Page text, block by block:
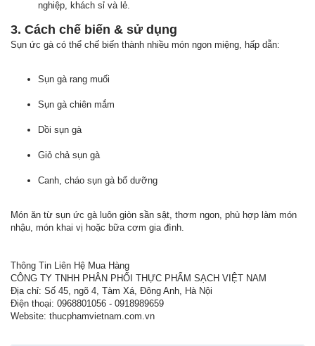
nghiệp, khách sỉ và lẻ.
3. Cách chế biến & sử dụng
Sụn ức gà có thể chế biến thành nhiều món ngon miệng, hấp dẫn:
Sụn gà rang muối
Sụn gà chiên mắm
Dồi sụn gà
Giỏ chả sụn gà
Canh, cháo sụn gà bổ dưỡng
Món ăn từ sụn ức gà luôn giòn sần sật, thơm ngon, phù hợp làm món
nhậu, món khai vị hoặc bữa cơm gia đình.
Thông Tin Liên Hệ Mua Hàng
CÔNG TY TNHH PHÂN PHỐI THỰC PHẨM SẠCH VIỆT NAM
Địa chỉ: Số 45, ngõ 4, Tàm Xá, Đông Anh, Hà Nội
Điện thoại: 0968801056 - 0918989659
Website: thucphamvietnam.com.vn